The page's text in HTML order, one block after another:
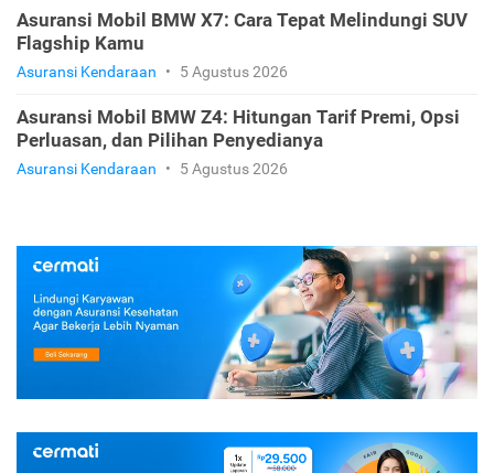
Asuransi Mobil BMW X7: Cara Tepat Melindungi SUV
Flagship Kamu
Asuransi Kendaraan • 5 Agustus 2026
Asuransi Mobil BMW Z4: Hitungan Tarif Premi, Opsi
Perluasan, dan Pilihan Penyedianya
Asuransi Kendaraan • 5 Agustus 2026